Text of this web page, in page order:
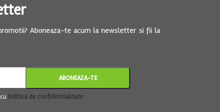
Aboneaza-te acum la newsletter si fii la
Politica de confidentialitate